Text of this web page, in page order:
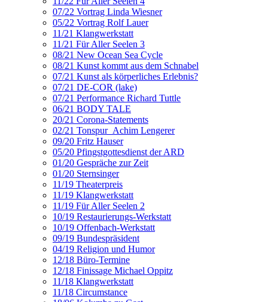
07/22 Vortrag Linda Wiesner
05/22 Vortrag Rolf Lauer
11/21 Klangwerkstatt
11/21 Für Aller Seelen 3
08/21 New Ocean Sea Cycle
08/21 Kunst kommt aus dem Schnabel
07/21 Kunst als körperliches Erlebnis?
07/21 DE-COR (lake)
07/21 Performance Richard Tuttle
06/21 BODY TALE
20/21 Corona-Statements
02/21 Tonspur_Achim Lengerer
09/20 Fritz Hauser
05/20 Pfingstgottesdienst der ARD
01/20 Gespräche zur Zeit
01/20 Sternsinger
11/19 Theaterpreis
11/19 Klangwerkstatt
11/19 Für Aller Seelen 2
10/19 Restaurierungs-Werkstatt
10/19 Offenbach-Werkstatt
09/19 Bundespräsident
04/19 Religion und Humor
12/18 Büro-Termine
12/18 Finissage Michael Oppitz
11/18 Klangwerkstatt
11/18 Circumstance